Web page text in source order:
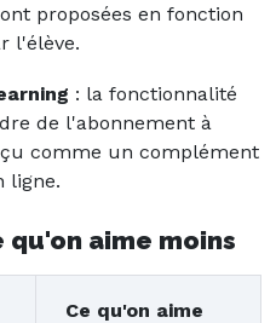
proposées en fonction
l'élève.
: la fonctionnalité
de l'abonnement à
comme un complément
ligne.
qu'on aime moins
Ce qu'on aime